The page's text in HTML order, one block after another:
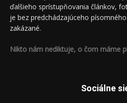
ďalšieho sprístupňovania článkov,
je bez predchádzajúceho
zakázané.
Nikto nám nediktuje, o čom máme
Sociálne